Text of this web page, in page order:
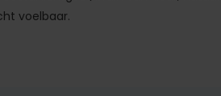
voelbaar.